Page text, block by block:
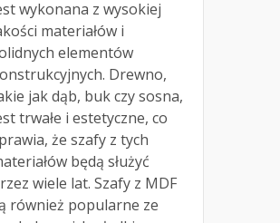
wykonana z wysokiej
materiałów i
elementów
Drewno,
jak dąb, buk czy sosna,
trwałe i estetyczne, co
że szafy z tych
będą służyć
wiele lat. Szafy z MDF
również popularne ze